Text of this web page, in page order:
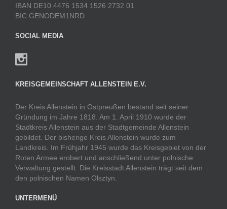
IBAN DE10 4476 1534 1526 2732 01
BIC GENODEM1NRD
SOCIAL MEDIA
KREISGEMEINSCHAFT ALLENSTEIN E.V.
Der Kreis Allenstein in Ostpreußen bestand seit seiner
Gründung im Jahre 1818. Am 1. April 1910 wurde der
Stadtkreis Allenstein aus der Stadtgemeinde Allenstein
gebildet. Der bisherige Kreis Allenstein wurde zum
Landkreis. Im Frühjahr 1945 wurde das Kreisgebiet von der
Roten Armee erobert und anschließend unter polnische
Verwaltung gestellt. Die Kreisstadt Allenstein trägt seit dem
den polnischen Namen Olsztyn.
UNTERMENÜ